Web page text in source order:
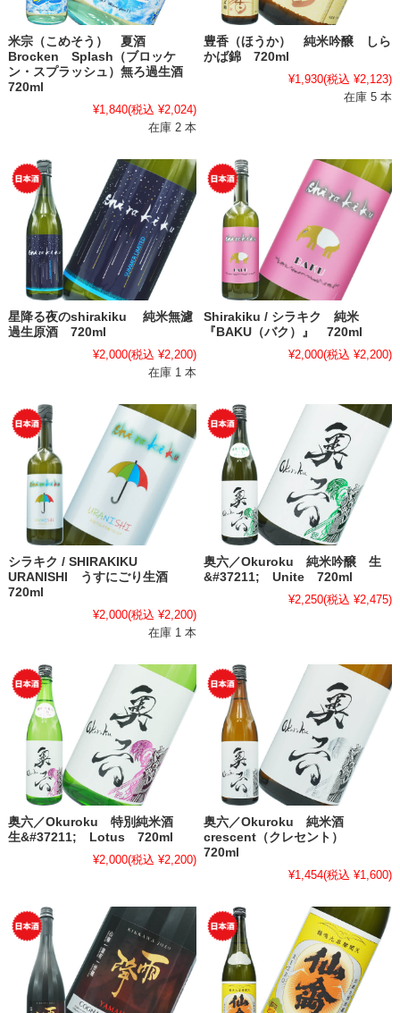
米宗（こめそう） 夏酒
Brocken Splash（ブロッケ
ン・スプラッシュ）無ろ過生酒
720ml
¥1,840(税込 ¥2,024)
在庫 2 本
豊香（ほうか） 純米吟醸 しら
かば錦 720ml
¥1,930(税込 ¥2,123)
在庫 5 本
星降る夜のshirakiku 純米無濾
過生原酒 720ml
¥2,000(税込 ¥2,200)
在庫 1 本
Shirakiku / シラキク 純米
『BAKU（バク）』 720ml
¥2,000(税込 ¥2,200)
シラキク / SHIRAKIKU
URANISHI うすにごり生酒
720ml
¥2,000(税込 ¥2,200)
在庫 1 本
奥六／Okuroku 純米吟醸 生
&#37211; Unite 720ml
¥2,250(税込 ¥2,475)
奥六／Okuroku 特別純米酒
生&#37211; Lotus 720ml
¥2,000(税込 ¥2,200)
奥六／Okuroku 純米酒
crescent（クレセント）
720ml
¥1,454(税込 ¥1,600)